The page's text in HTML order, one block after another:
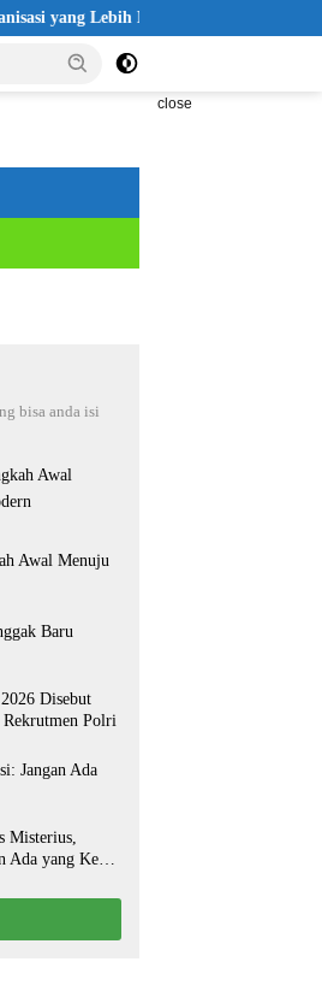
Lebih Modern
close
bisa anda isi
Awal Menuju
Disebut
Polri
Misterius,
Ada yang Kebal